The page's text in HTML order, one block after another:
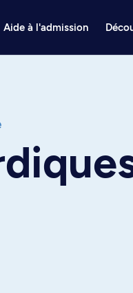
Aide à l'admission